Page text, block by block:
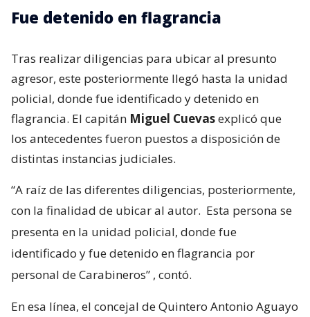
Fue detenido en flagrancia
Tras realizar diligencias para ubicar al presunto
agresor, este posteriormente llegó hasta la unidad
policial, donde fue identificado y detenido en
flagrancia. El capitán Miguel Cuevasexplicó que
los antecedentes fueron puestos a disposición de
distintas instancias judiciales.
“A raíz de las diferentes diligencias, posteriormente,
con la finalidad de ubicar al autor. Esta persona se
presenta en la unidad policial, donde fue
identificado y fue detenido en flagrancia por
personal de Carabineros” , contó.
En esa línea, el concejal de Quintero Antonio Aguayo